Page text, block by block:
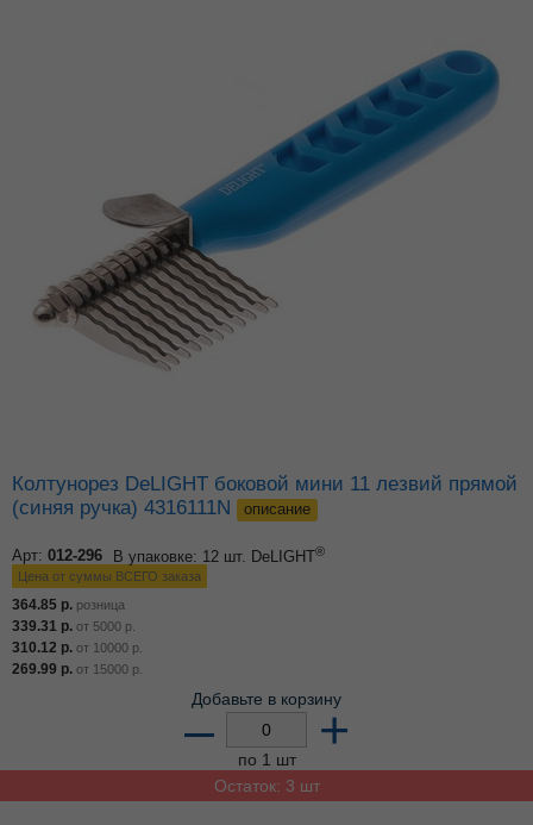
Колтунорез DeLIGHT боковой мини 11 лезвий прямой
(синяя ручка) 4316111N
описание
Арт: 012-296 В упаковке: 12 шт. DeLIGHT®
Цена от суммы ВСЕГО заказа
364.85 р. розница
339.31 р. от 5000 р.
310.12 р. от 10000 р.
269.99 р. от 15000 р.
Добавьте в корзину
– +
по 1 шт
Остаток: 3 шт